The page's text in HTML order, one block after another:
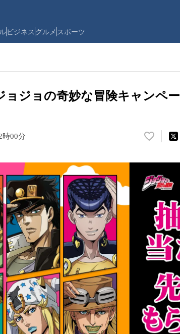
ビジネス グルメ スポーツ
ジョの奇妙な冒険キャンペー
時00分
い
ね
！
数
読
み
込
み
中
で